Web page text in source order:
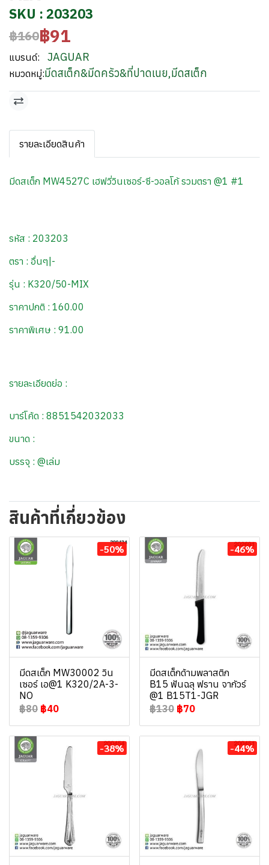
SKU : 203203
฿160฿91
แบรนด์: JAGUAR
หมวดหมู่:มีดสเต็ก&มีดครัว&ที่ปาดเนย,มีดสเต็ก
รายละเอียดสินค้า
มีดสเต็ก MW4527C เฮฟวี่วินเซอร์-ซี-วอลโก้ รวมตรา @1 #1
รหัส : 203203
ตรา : อื่นๆ|-
รุ่น : K320/50-MIX
ราคาปกติ : 160.00
ราคาพิเศษ : 91.00
รายละเอียดย่อ :
บาร์โค้ด : 8851542032033
ขนาด :
บรรจุ : @เล่ม
สินค้าที่เกี่ยวข้อง
-50%
มีดสเต็ก MW30002 วิน
เซอร์ เอ@1 K320/2A-3-
NO
฿80 ฿40
-46%
มีดสเต็กด้ามพลาสติก
B15 ฟันฉลุ ฟราน จากัวร์
@1 B15T1-JGR
฿130 ฿70
-38% -44%